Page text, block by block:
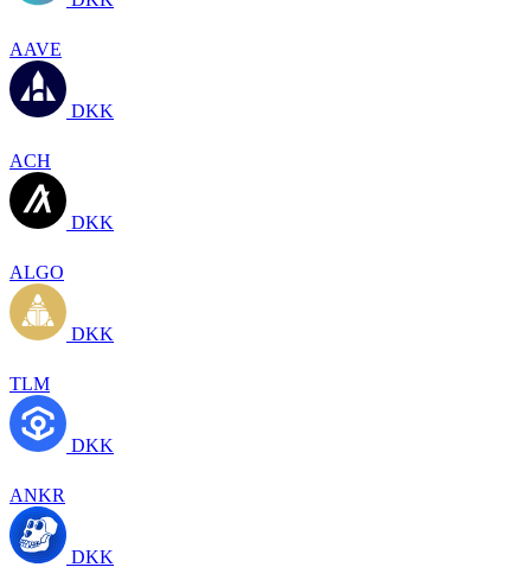
AAVE
DKK
ACH
DKK
ALGO
DKK
TLM
DKK
ANKR
DKK